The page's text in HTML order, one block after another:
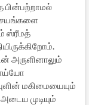
பின்பற்றாமல்
ஸ்ரீமத்
அருளினாலும்
மகிமையையும்
முடியும்